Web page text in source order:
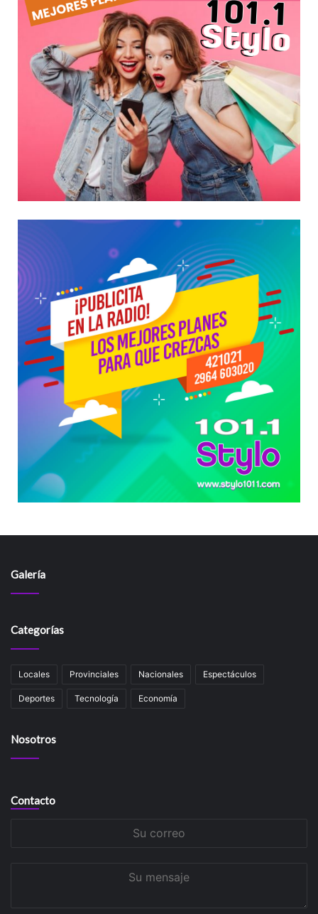
Galería
Categorías
Locales Provinciales Nacionales Espectáculos
Deportes Tecnología Economía
Nosotros
Contacto